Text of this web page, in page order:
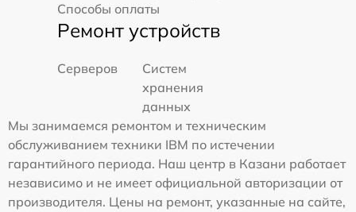
Способы оплаты
Ремонт устройств
Серверов
Систем
хранения
данных
Мы занимаемся ремонтом и техническим
обслуживанием техники IBM по истечении
гарантийного периода. Наш центр в Казани работает
независимо и не имеет официальной авторизации от
производителя. Цены на ремонт, указанные на сайте,